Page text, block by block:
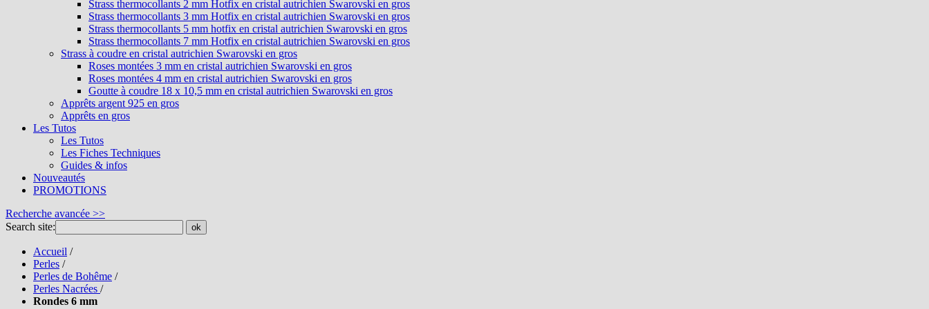
Strass thermocollants 2 mm Hotfix en cristal autrichien Swarovski en gros
Strass thermocollants 3 mm Hotfix en cristal autrichien Swarovski en gros
Strass thermocollants 5 mm hotfix en cristal autrichien Swarovski en gros
Strass thermocollants 7 mm Hotfix en cristal autrichien Swarovski en gros
Strass à coudre en cristal autrichien Swarovski en gros
Roses montées 3 mm en cristal autrichien Swarovski en gros
Roses montées 4 mm en cristal autrichien Swarovski en gros
Goutte à coudre 18 x 10,5 mm en cristal autrichien Swarovski en gros
Apprêts argent 925 en gros
Apprêts en gros
Les Tutos
Les Tutos
Les Fiches Techniques
Guides & infos
Nouveautés
PROMOTIONS
Recherche avancée >>
Search site:
ok
Accueil /
Perles /
Perles de Bohême /
Perles Nacrées /
Rondes 6 mm